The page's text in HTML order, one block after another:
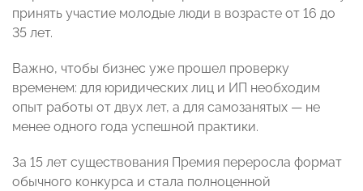
принять участие молодые люди в возрасте от 16 до
35 лет.
Важно, чтобы бизнес уже прошел проверку
временем: для юридических лиц и ИП необходим
опыт работы от двух лет, а для самозанятых — не
менее одного года успешной практики.
За 15 лет существования Премия переросла формат
обычного конкурса и стала полноценной